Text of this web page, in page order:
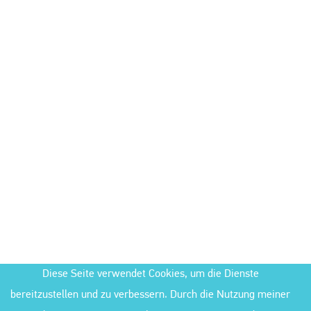
Diese Seite verwendet Cookies, um die Dienste
bereitzustellen und zu verbessern. Durch die Nutzung meiner